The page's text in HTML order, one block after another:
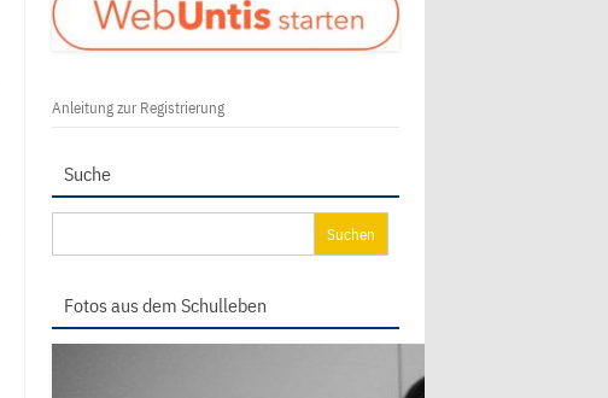
Anleitung zur Registrierung
Suche
nach:
Fotos aus dem Schulleben